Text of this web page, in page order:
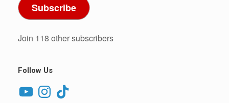
Subscribe
Join 118 other subscribers
Follow Us
YouTubeInstagram
TikTok